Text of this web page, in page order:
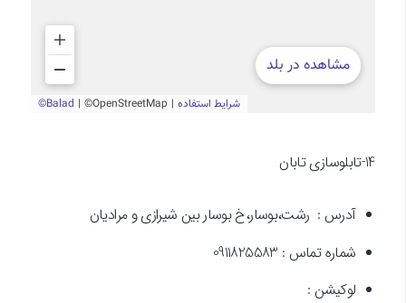
14-تابلوسازی تابان
آدرس : رشت،بوسار،خ بوسار بین شیرازی و مرادیان
شماره تماس : 0911825583
لوکیشن :